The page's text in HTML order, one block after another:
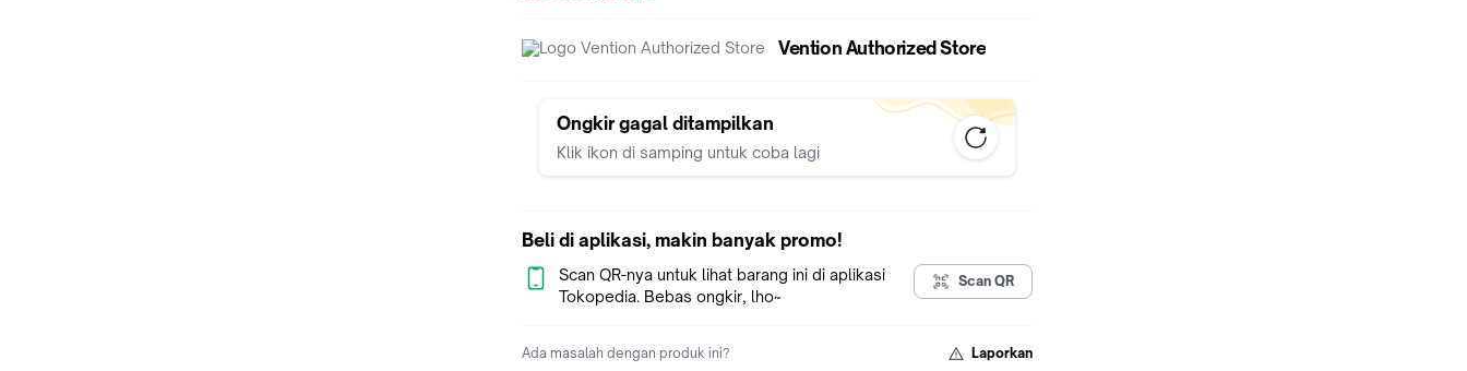
🔹Product : USB 2.0 Active Extension Cable
🔹Conductor : Tinned Copper
🔹Interface : USB-A Male/USB-A Female, USB-C Female
🔹Rated Current : 2A
🔹Shell : ABS
🔹Shielding : Aluminum Foil + Metal Braid
🔹Jacket : PVC
🔹Warranty : Official 1 Year PT. Sinshe Tekno Indonesia
Vention Authorized Store
Ongkir gagal ditampilkan
Klik ikon di samping untuk coba lagi
Beli di aplikasi, makin banyak promo!
Scan QR-nya untuk lihat barang ini di aplikasi
Tokopedia. Bebas ongkir, lho~
Scan QR
Ada masalah dengan produk ini? Laporkan